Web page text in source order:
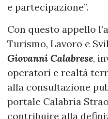
e partecipazione”.
Con questo appello
Turismo, Lavoro e
Giovanni Calabrese,
operatori e realtà
alla consultazione
portale Calabria
contribuire alla